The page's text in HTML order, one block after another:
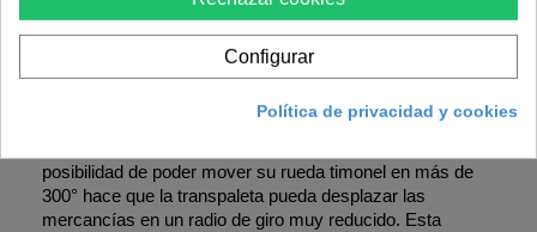
La transpaleta Wolfpack 11300100 es fabricada con una
posibilidad de poder mover su rueda timonel en más de
300° hace que la transpaleta pueda desplazar las
mercancías en un radio de giro muy reducido. Esta
Configurar
Política de privacidad y cookies